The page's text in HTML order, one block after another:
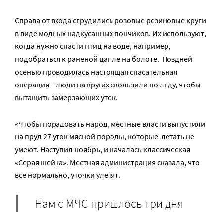
Справа от входа сгрудились розовые резиновые круги
в виде модных надкусанных пончиков. Их используют,
когда нужно спасти птиц на воде, например,
подобраться к раненой цапле на болоте. Поздней
осенью проводилась настоящая спасательная
операция – люди на кругах скользили по льду, чтобы
вытащить замерзающих уток.
«Чтобы порадовать народ, местные власти выпустили
на пруд 27 уток мясной породы, которые летать не
умеют. Наступил ноябрь, и началась классическая
«Серая шейка». Местная администрация сказала, что
все нормально, уточки улетят.
Нам с МЧС пришлось три дня